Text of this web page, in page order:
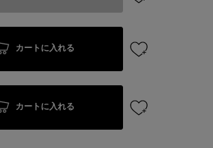
カートに入れる
カートに入れる